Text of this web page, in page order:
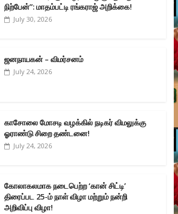
நிற்பேன்”: மாதம்பட்டி ரங்கராஜ் அறிக்கை!
July 30, 2026
ஜனநாயகன் – விமர்சனம்
July 24, 2026
காசோலை மோசடி வழக்கில் நடிகர் விமலுக்கு
ஓராண்டு சிறை தண்டனை!
July 24, 2026
கோலாகலமாக நடைபெற்ற ‘கான் சிட்டி’
திரைப்பட 25-ம் நாள் விழா மற்றும் நன்றி
அறிவிப்பு விழா!